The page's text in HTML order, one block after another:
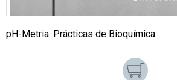
pH-Metria. Prácticas de Bioquímica